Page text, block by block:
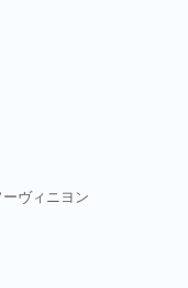
ヴィニヨン